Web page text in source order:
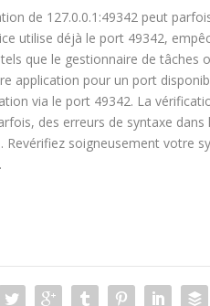
de 127.0.0.1:49342 peut
utilise déjà le port 49342,
que le gestionnaire de
application pour un port
via le port 49342. La
des erreurs de syntaxe
Revérifiez soigneusement votre